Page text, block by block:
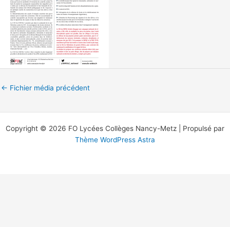
← Fichier média précédent
Copyright © 2026 FO Lycées Collèges Nancy-Metz | Propulsé par
Thème WordPress Astra